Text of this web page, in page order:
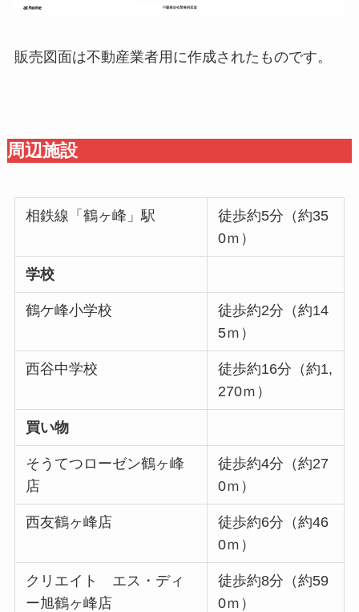
販売図面は不動産業者用に作成されたものです。
周辺施設
相鉄線「鶴ヶ峰」駅
徒歩約5分（約35
0ｍ）
学校
鶴ケ峰小学校
徒歩約2分（約14
5ｍ）
西谷中学校
徒歩約16分（約1,
270ｍ）
買い物
そうてつローゼン鶴ヶ峰
店
徒歩約4分（約27
0ｍ）
西友鶴ヶ峰店
徒歩約6分（約46
0ｍ）
クリエイト エス・ディ
ー旭鶴ヶ峰店
徒歩約8分（約59
0ｍ）